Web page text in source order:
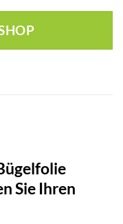
Sie Ihren